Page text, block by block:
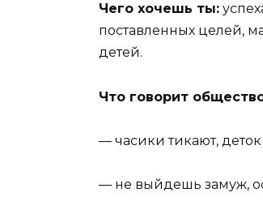
Чего хочешь ты:
поставленных целей,
детей.
Что говорит
— часики тикают, деток
— не выйдешь замуж,